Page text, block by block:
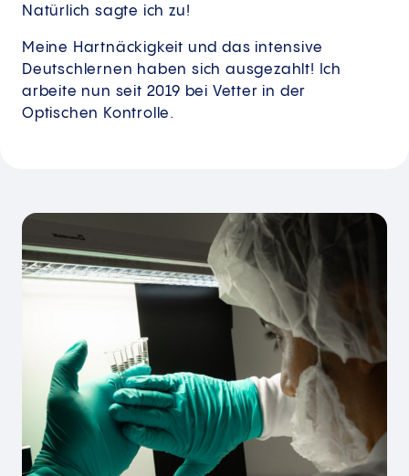
Natürlich sagte ich zu!
Meine Hartnäckigkeit und das intensive
Deutschlernen haben sich ausgezahlt! Ich
arbeite nun seit 2019 bei Vetter in der
Optischen Kontrolle.